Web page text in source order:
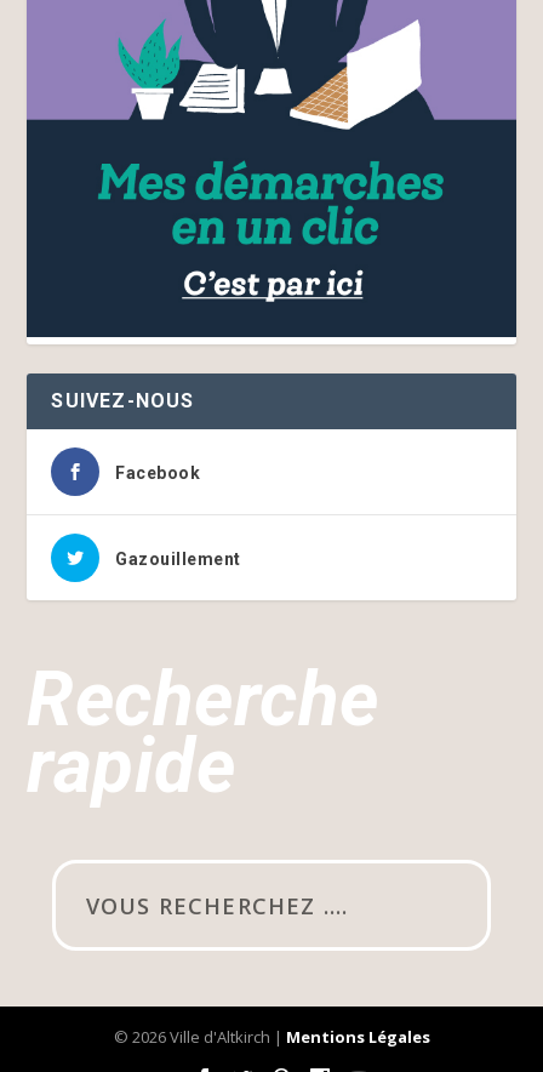
SUIVEZ-NOUS
Facebook
Gazouillement
Recherche
rapide
© 2026 Ville d'Altkirch | Mentions Légales